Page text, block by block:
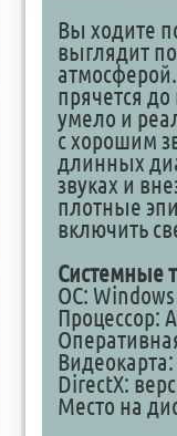
Вы ходите
выглядит
прячется
умело и
с хорошим
длинных
звуках и
плотные
включить
Системные
ОС: Windows
Процессор:
Видеокарта:
DirectX:
Место на